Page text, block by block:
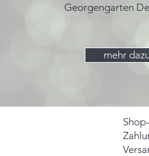
Georgengarten
mehr dazu